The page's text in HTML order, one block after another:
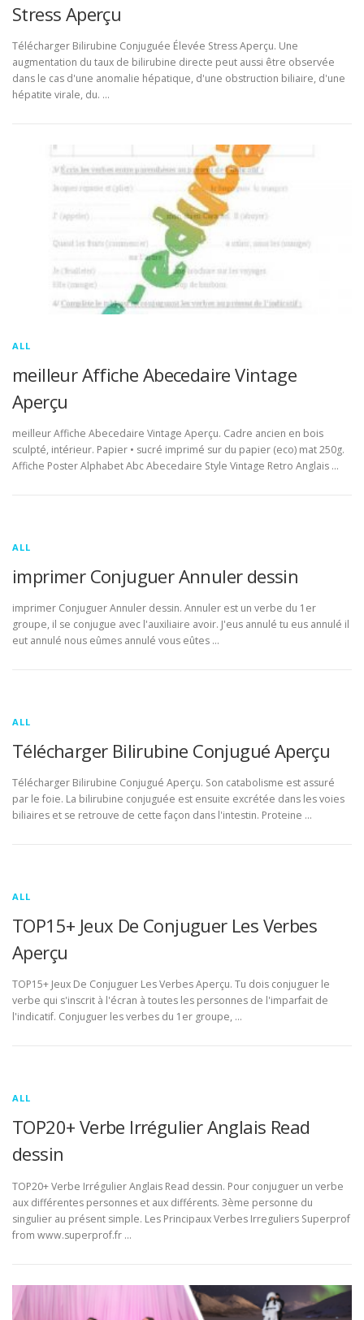
Stress Aperçu
Télécharger Bilirubine Conjuguée Élevée Stress Aperçu. Une
augmentation du taux de bilirubine directe peut aussi être observée
dans le cas d'une anomalie hépatique, d'une obstruction biliaire, d'une
hépatite virale, du. …
ALL
meilleur Affiche Abecedaire Vintage
Aperçu
meilleur Affiche Abecedaire Vintage Aperçu. Cadre ancien en bois
sculpté, intérieur. Papier • sucré imprimé sur du papier (eco) mat 250g.
Affiche Poster Alphabet Abc Abecedaire Style Vintage Retro Anglais …
ALL
imprimer Conjuguer Annuler dessin
imprimer Conjuguer Annuler dessin. Annuler est un verbe du 1er
groupe, il se conjugue avec l'auxiliaire avoir. J'eus annulé tu eus annulé il
eut annulé nous eûmes annulé vous eûtes …
ALL
Télécharger Bilirubine Conjugué Aperçu
Télécharger Bilirubine Conjugué Aperçu. Son catabolisme est assuré
par le foie. La bilirubine conjuguée est ensuite excrétée dans les voies
biliaires et se retrouve de cette façon dans l'intestin. Proteine …
ALL
TOP15+ Jeux De Conjuguer Les Verbes
Aperçu
TOP15+ Jeux De Conjuguer Les Verbes Aperçu. Tu dois conjuguer le
verbe qui s'inscrit à l'écran à toutes les personnes de l'imparfait de
l'indicatif. Conjuguer les verbes du 1er groupe, …
ALL
TOP20+ Verbe Irrégulier Anglais Read
dessin
TOP20+ Verbe Irrégulier Anglais Read dessin. Pour conjuguer un verbe
aux différentes personnes et aux différents. 3ème personne du
singulier au présent simple. Les Principaux Verbes Irreguliers Superprof
from www.superprof.fr …